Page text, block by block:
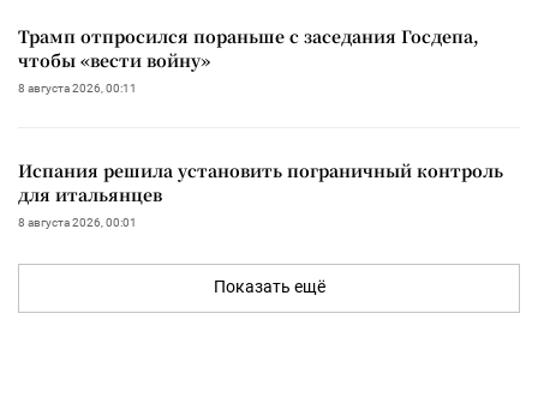
Трамп отпросился пораньше с заседания Госдепа,
чтобы «вести войну»
8 августа 2026, 00:11
Испания решила установить пограничный контроль
для итальянцев
8 августа 2026, 00:01
Показать ещё